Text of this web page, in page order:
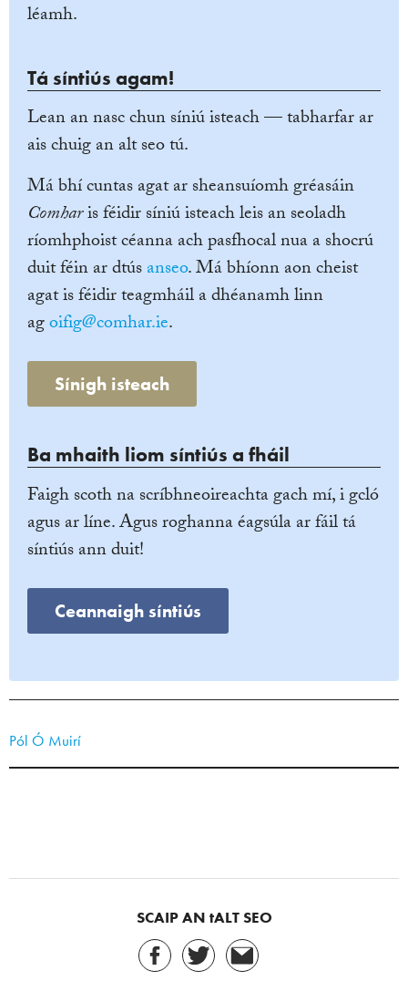
léamh.
Tá síntiús agam!
Lean an nasc chun síniú isteach — tabharfar ar
ais chuig an alt seo tú.
Má bhí cuntas agat ar sheansuíomh gréasáin
Comharis féidir síniú isteach leis an seoladh
ríomhphoist céanna ach pasfhocal nua a shocrú
duit féin ar dtúsanseo. Má bhíonn aon cheist
agat is féidir teagmháil a dhéanamh linn
agoifig@comhar.ie.
Sínigh isteach
Ba mhaith liom síntiús a fháil
Faigh scoth na scríbhneoireachta gach mí, i gcló
agus ar líne. Agus roghanna éagsúla ar fáil tá
síntiús ann duit!
Ceannaigh síntiús
Pól Ó Muirí
SCAIP AN tALT SEO